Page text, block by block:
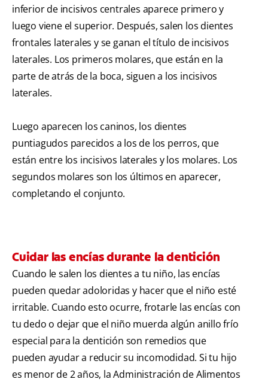
inferior de incisivos centrales aparece primero y
luego viene el superior. Después, salen los dientes
frontales laterales y se ganan el título de incisivos
laterales. Los primeros molares, que están en la
parte de atrás de la boca, siguen a los incisivos
laterales.
Luego aparecen los caninos, los dientes
puntiagudos parecidos a los de los perros, que
están entre los incisivos laterales y los molares. Los
segundos molares son los últimos en aparecer,
completando el conjunto.
Cuidar las encías durante la dentición
Cuando le salen los dientes a tu niño, las encías
pueden quedar adoloridas y hacer que el niño esté
irritable. Cuando esto ocurre, frotarle las encías con
tu dedo o dejar que el niño muerda algún anillo frío
especial para la dentición son remedios que
pueden ayudar a reducir su incomodidad. Si tu hijo
es menor de 2 años, la Administración de Alimentos